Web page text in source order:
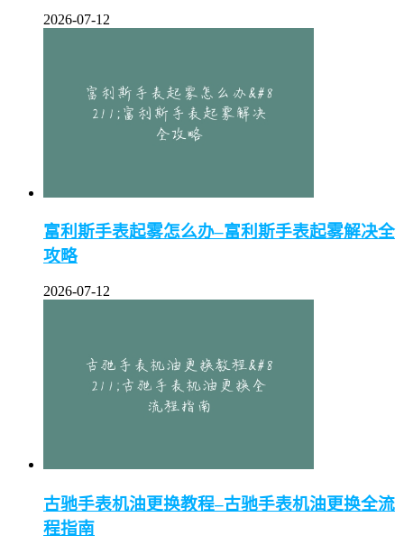
2026-07-12
富利斯手表起雾怎么办–富利斯手表起雾解决全
攻略
2026-07-12
古驰手表机油更换教程–古驰手表机油更换全流
程指南